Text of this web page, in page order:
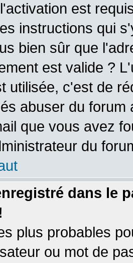
est
instructions qui
bien sûr que
est valide ?
utilisée, c'est de
abuser du
que vous avez
du
dans le
plus probables
ou mot de